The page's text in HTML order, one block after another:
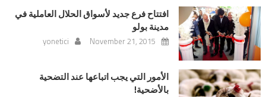
افتتاح فرع جديد لأسواق الحلال العاملية في
مدينة بولو
November 21, 2015
yonetici
الأمور التي يجب اتباعها عند التضحية
بالأضحية!